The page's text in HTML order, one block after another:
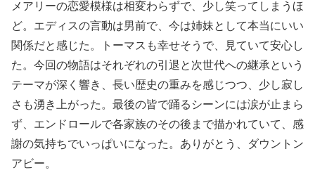
メアリーの恋愛模様は相変わらずで、少し笑ってしまうほ
ど。エディスの言動は男前で、今は姉妹として本当にいい
関係だと感じた。トーマスも幸せそうで、見ていて安心し
た。今回の物語はそれぞれの引退と次世代への継承という
テーマが深く響き、長い歴史の重みを感じつつ、少し寂し
さも湧き上がった。最後の皆で踊るシーンには涙が止まら
ず、エンドロールで各家族のその後まで描かれていて、感
謝の気持ちでいっぱいになった。ありがとう、ダウントン
アビー。